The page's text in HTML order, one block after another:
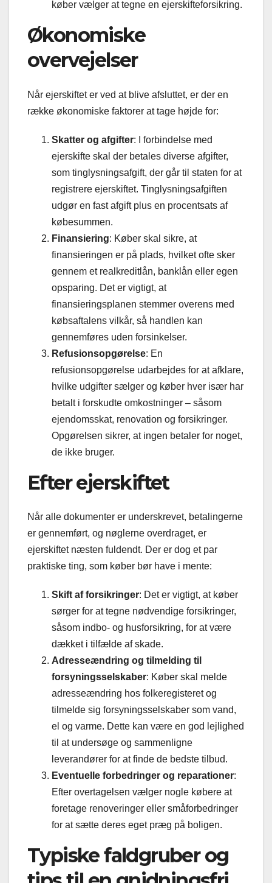
køber vælger at tegne en ejerskifteforsikring.
Økonomiske
overvejelser
Når ejerskiftet er ved at blive afsluttet, er der en
række økonomiske faktorer at tage højde for:
Skatter og afgifter: I forbindelse med
ejerskifte skal der betales diverse afgifter,
som tinglysningsafgift, der går til staten for at
registrere ejerskiftet. Tinglysningsafgiften
udgør en fast afgift plus en procentsats af
købesummen.
Finansiering: Køber skal sikre, at
finansieringen er på plads, hvilket ofte sker
gennem et realkreditlån, banklån eller egen
opsparing. Det er vigtigt, at
finansieringsplanen stemmer overens med
købsaftalens vilkår, så handlen kan
gennemføres uden forsinkelser.
Refusionsopgørelse: En
refusionsopgørelse udarbejdes for at afklare,
hvilke udgifter sælger og køber hver især har
betalt i forskudte omkostninger – såsom
ejendomsskat, renovation og forsikringer.
Opgørelsen sikrer, at ingen betaler for noget,
de ikke bruger.
Efter ejerskiftet
Når alle dokumenter er underskrevet, betalingerne
er gennemført, og nøglerne overdraget, er
ejerskiftet næsten fuldendt. Der er dog et par
praktiske ting, som køber bør have i mente:
Skift af forsikringer: Det er vigtigt, at køber
sørger for at tegne nødvendige forsikringer,
såsom indbo- og husforsikring, for at være
dækket i tilfælde af skade.
Adresseændring og tilmelding til
forsyningsselskaber: Køber skal melde
adresseændring hos folkeregisteret og
tilmelde sig forsyningsselskaber som vand,
el og varme. Dette kan være en god lejlighed
til at undersøge og sammenligne
leverandører for at finde de bedste tilbud.
Eventuelle forbedringer og reparationer:
Efter overtagelsen vælger nogle købere at
foretage renoveringer eller småforbedringer
for at sætte deres eget præg på boligen.
Typiske faldgruber og